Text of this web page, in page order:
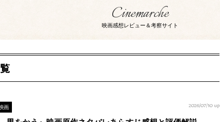
Cinemarche
映画感想レビュー＆考察サイト
画 2026/07/10 up